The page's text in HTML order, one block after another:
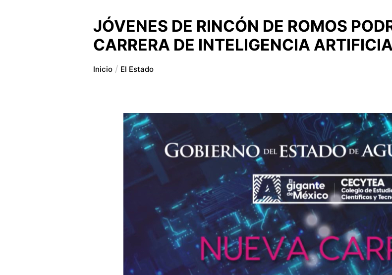
JÓVENES DE RINCÓN DE ROMOS
CARRERA DE INTELIGENCIA
Inicio El Estado